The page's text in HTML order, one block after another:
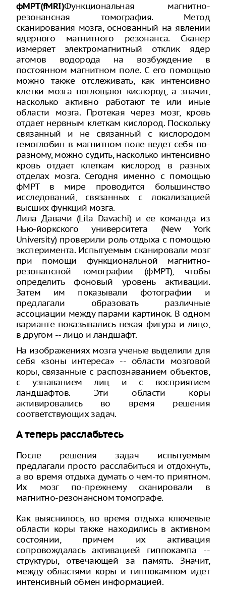
фМРТ(fMRI)Функциональная магнитно-
резонансная томография. Метод
сканирования мозга, основанный на явлении
ядерного магнитного резонанса. Сканер
измеряет электромагнитный отклик ядер
атомов водорода на возбуждение в
постоянном магнитном поле. С его помощью
можно также отслеживать, как интенсивно
клетки мозга поглощают кислород, а значит,
насколько активно работают те или иные
области мозга. Протекая через мозг, кровь
отдает нервным клеткам кислород. Поскольку
связанный и не связанный с кислородом
гемоглобин в магнитном поле ведет себя по-
разному, можно судить, насколько интенсивно
кровь отдает клеткам кислород в разных
отделах мозга. Сегодня именно с помощью
фМРТ в мире проводится большинство
исследований, связанных с локализацией
высших функций мозга.
Лила Давачи (Lila Davachi) и ее команда из
Нью-йоркского университета (New York
University) проверили роль отдыха с помощью
эксперимента. Испытуемым сканировали мозг
при помощи функциональной магнитно-
резонансной томографии (фМРТ), чтобы
определить фоновый уровень активации.
Затем им показывали фотографии и
предлагали образовать различные
ассоциации между парами картинок. В одном
варианте показывались некая фигура и лицо,
в другом -- лицо и ландшафт.
На изображениях мозга ученые выделили для
себя «зоны интереса» -- области мозговой
коры, связанные с распознаванием объектов,
с узнаванием лиц и с восприятием
ландшафтов. Эти области коры
активировались во время решения
соответствующих задач.
А теперь расслабьтесь
После решения задач испытуемым
предлагали просто расслабиться и отдохнуть,
а во время отдыха думать о чем-то приятном.
Их мозг по-прежнему сканировали в
магнитно-резонансном томографе.
Как выяснилось, во время отдыха ключевые
области коры также находились в активном
состоянии, причем их активация
сопровождалась активацией гиппокампа --
структуры, отвечающей за память. Значит,
между областями коры и гиппокампом идет
интенсивный обмен информацией.